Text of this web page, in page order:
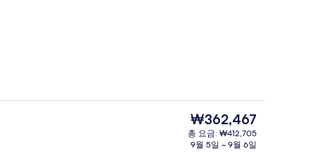
파노라믹 펜트하우스, 침실 3개, 금연
현
재
가
₩362,467
총 요금: ₩412,705
9월 5일 ~ 9월 6일